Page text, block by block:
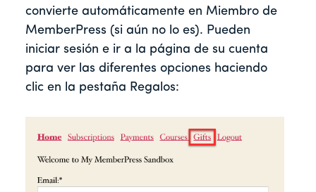
convierte automáticamente en Miembro de
MemberPress (si aún no lo es). Pueden
iniciar sesión e ir a la página de su cuenta
para ver las diferentes opciones haciendo
clic en la pestaña Regalos: